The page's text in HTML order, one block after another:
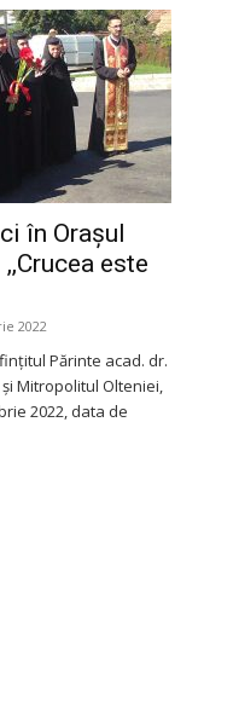
în Oraşul
este
2022
Părinte acad. dr.
Mitropolitul Olteniei,
2022, data de